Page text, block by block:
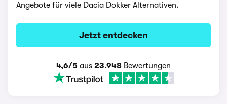
Angebote für viele Dacia Dokker Alternativen.
Jetzt entdecken
4,6/5 aus 23.948 Bewertungen